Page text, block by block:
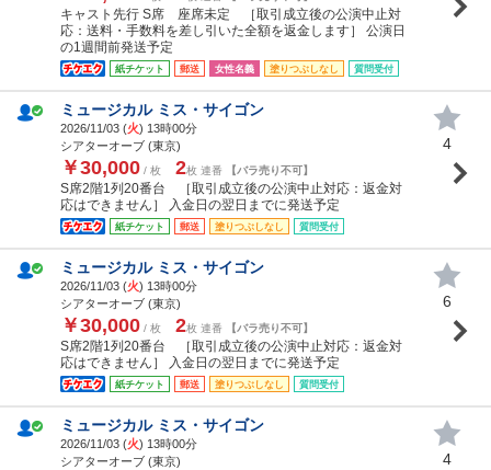
キャスト先行 S席 座席未定 ［取引成立後の公演中止対
応：送料・手数料を差し引いた全額を返金します］ 公演日
の1週間前発送予定
紙チケット 郵送 女性名義 塗りつぶしなし 質問受付
ミュージカル ミス・サイゴン
2026/11/03 (火) 13時00分
シアターオーブ (東京)
￥30,000 / 枚 2枚 連番 【バラ売り不可】
S席2階1列20番台 ［取引成立後の公演中止対応：返金対
応はできません］ 入金日の翌日までに発送予定
紙チケット 郵送 塗りつぶしなし 質問受付
4
ミュージカル ミス・サイゴン
2026/11/03 (火) 13時00分
シアターオーブ (東京)
￥30,000 / 枚 2枚 連番 【バラ売り不可】
S席2階1列20番台 ［取引成立後の公演中止対応：返金対
応はできません］ 入金日の翌日までに発送予定
紙チケット 郵送 塗りつぶしなし 質問受付
6
ミュージカル ミス・サイゴン
2026/11/03 (火) 13時00分
シアターオーブ (東京)
4